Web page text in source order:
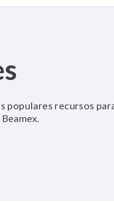
populares recursos